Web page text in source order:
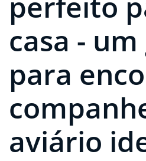
casa -
para
aviário